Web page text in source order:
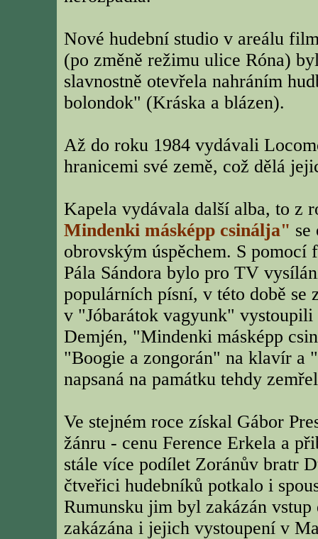
Nové hudební studio v areálu
(po změně režimu ulice Róna)
slavnostně otevřela nahráním
bolondok" (Kráska a blázen).
Až do roku 1984 vydávali
hranicemi své země, což dělá
Kapela vydávala další alba, to z
Mindenki másképp csinálja" se
obrovským úspěchem. S pomocí
Pála Sándora bylo pro TV
populárních písní, v této době
v "Jóbarátok vagyunk" vystoupili
Demjén, "Mindenki másképp
"Boogie a zongorán" na klavír a
napsaná na památku tehdy
Ve stejném roce získal Gábor
žánru - cenu Ference Erkela a
stále více podílet Zoránův bratr
čtveřici hudebníků potkalo i
Rumunsku jim byl zakázán
zakázána i jejich vystoupení v